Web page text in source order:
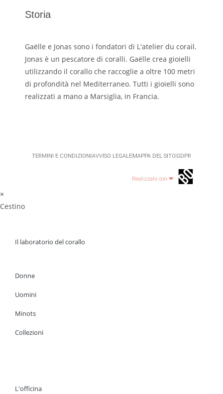
Storia
Gaëlle e Jonas sono i fondatori di L'atelier du corail.
Jonas è un pescatore di coralli. Gaëlle crea gioielli
utilizzando il corallo che raccoglie a oltre 100 metri
di profondità nel Mediterraneo. Tutti i gioielli sono
realizzati a mano a Marsiglia, in Francia.
TERMINI E CONDIZIONI AVVISO LEGALE MAPPA DEL SITO GDPR
Realizzato con ❤
×
Cestino
Il laboratorio del corallo
Donne
Uomini
Minots
Collezioni
L'officina